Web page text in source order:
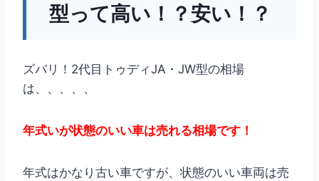
型って高い！？安い！？
ズバリ！2代目トゥディJA・JW型の相場
は、、、、、
年式いが状態のいい車は売れる相場です！
年式はかなり古い車ですが、状態のいい車両は売